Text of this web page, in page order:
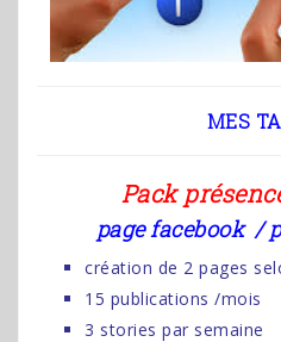
MES
Pack
page facebook /
création de 2 pages
15 publications /mois
3 stories par semaine